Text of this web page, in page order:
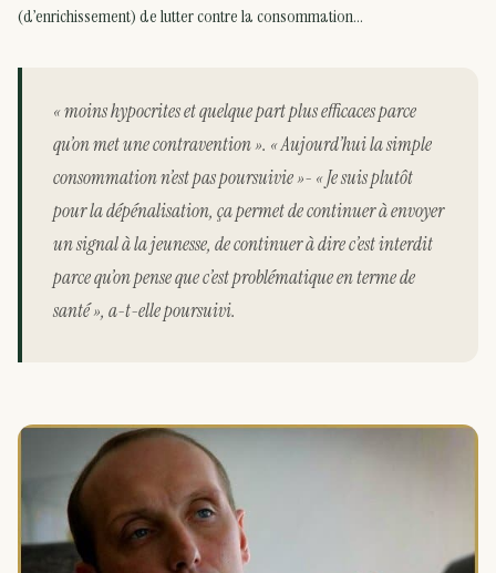
(d’enrichissement) de lutter contre la consommation…
« moins hypocrites et quelque part plus efficaces parce
qu’on met une contravention ». « Aujourd’hui la simple
consommation n’est pas poursuivie »- « Je suis plutôt
pour la dépénalisation, ça permet de continuer à envoyer
un signal à la jeunesse, de continuer à dire c’est interdit
parce qu’on pense que c’est problématique en terme de
santé », a-t-elle poursuivi.